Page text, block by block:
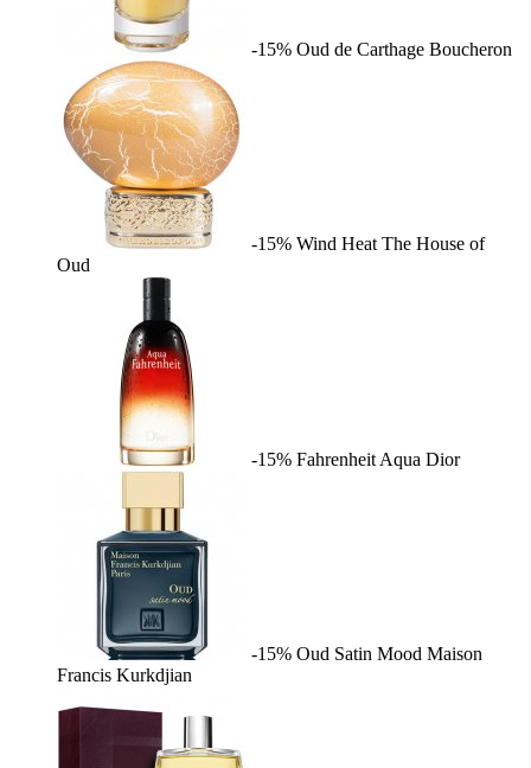
-15% Oud de Carthage Boucheron
-15% Wind Heat The House of
Oud
-15% Fahrenheit Aqua Dior
-15% Oud Satin Mood Maison
Francis Kurkdjian